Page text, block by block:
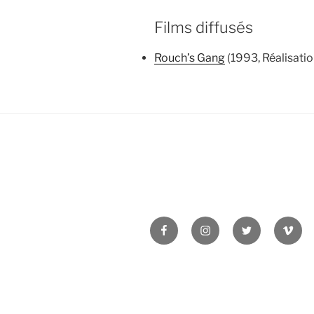
Films diffusés
Rouch’s Gang (1993,
FacebookInstagramTwitter